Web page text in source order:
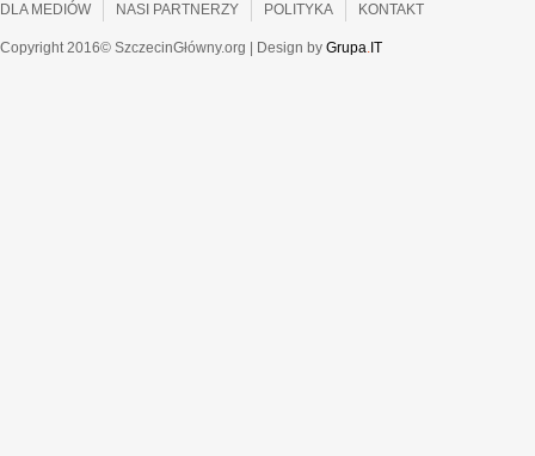
DLA MEDIÓW NASI PARTNERZY POLITYKA KONTAKT
Copyright 2016© SzczecinGłówny.org | Design by Grupa. IT